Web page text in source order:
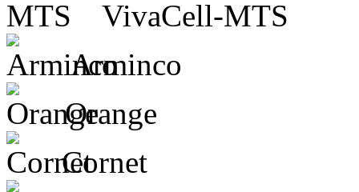
VivaCell-MTS
Arminco
Orange
Cornet